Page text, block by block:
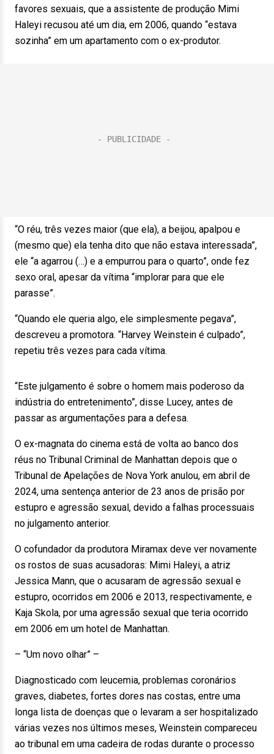
favores sexuais, que a assistente de produção Mimi
Haleyi recusou até um dia, em 2006, quando “estava
sozinha” em um apartamento com o ex-produtor.
“O réu, três vezes maior (que ela), a beijou, apalpou e
(mesmo que) ela tenha dito que não estava interessada”,
ele “a agarrou (…) e a empurrou para o quarto”, onde fez
sexo oral, apesar da vítima “implorar para que ele
parasse”.
“Quando ele queria algo, ele simplesmente pegava”,
descreveu a promotora. “Harvey Weinstein é culpado”,
repetiu três vezes para cada vítima.
“Este julgamento é sobre o homem mais poderoso da
indústria do entretenimento”, disse Lucey, antes de
passar as argumentações para a defesa.
O ex-magnata do cinema está de volta ao banco dos
réus no Tribunal Criminal de Manhattan depois que o
Tribunal de Apelações de Nova York anulou, em abril de
2024, uma sentença anterior de 23 anos de prisão por
estupro e agressão sexual, devido a falhas processuais
no julgamento anterior.
O cofundador da produtora Miramax deve ver novamente
os rostos de suas acusadoras: Mimi Haleyi, a atriz
Jessica Mann, que o acusaram de agressão sexual e
estupro, ocorridos em 2006 e 2013, respectivamente, e
Kaja Skola, por uma agressão sexual que teria ocorrido
em 2006 em um hotel de Manhattan.
– “Um novo olhar” –
Diagnosticado com leucemia, problemas coronários
graves, diabetes, fortes dores nas costas, entre uma
longa lista de doenças que o levaram a ser hospitalizado
várias vezes nos últimos meses, Weinstein compareceu
ao tribunal em uma cadeira de rodas durante o processo